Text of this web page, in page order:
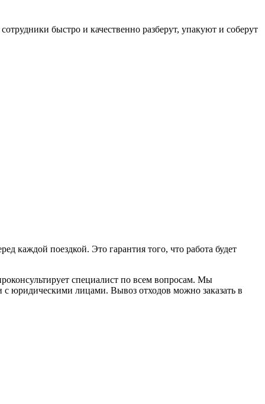
быстро и качественно разберут, упакуют и соберут
каждой поездкой. Это гарантия того, что работа будет
специалист по всем вопросам. Мы
юридическими лицами. Вывоз отходов можно заказать в